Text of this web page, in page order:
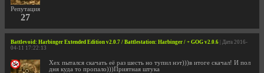
Репутация
27
Battlevoid: Harbinger Extended Edition v2.0.7 / Battlestation: Harbinger / + GOG v2.0.6 | Дата 2016-
04-11 17:22:13
Хех пытался скачать её раз шесть но тупил нэт)))в итоге скачал! И пол
дня куда то пропало)))Приятная штука